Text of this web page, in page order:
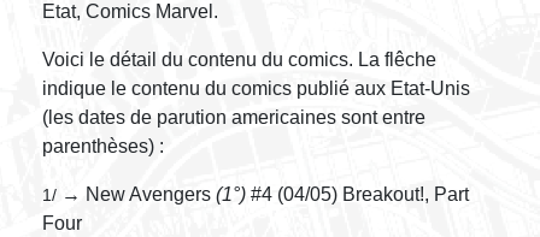
Etat, Comics Marvel.
Voici le détail du contenu du comics. La flêche
indique le contenu du comics publié aux Etat-Unis
(les dates de parution americaines sont entre
parenthèses) :
1/ → New Avengers (1°) #4 (04/05) Breakout!, Part
Four